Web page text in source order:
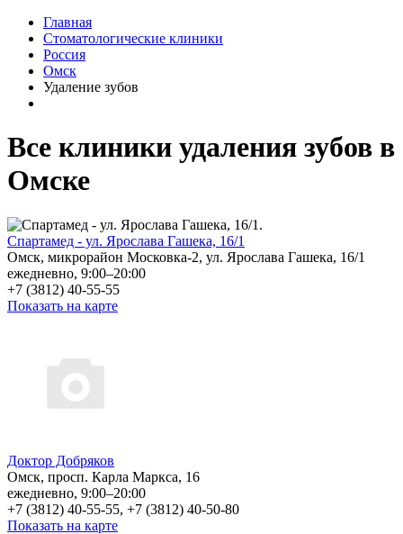
Главная
Стоматологические клиники
Россия
Омск
Удаление зубов
Все клиники удаления зубов в
Омске
Спартамед - ул. Ярослава Гашека, 16/1
Омск, микрорайон Московка-2, ул. Ярослава Гашека, 16/1
ежедневно, 9:00–20:00
+7 (3812) 40-55-55
Показать на карте
Доктор Добряков
Омск, просп. Карла Маркса, 16
ежедневно, 9:00–20:00
+7 (3812) 40-55-55, +7 (3812) 40-50-80
Показать на карте